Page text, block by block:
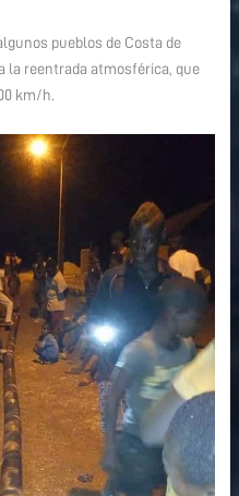
pueblos de Costa de
la reentrada atmosférica, que
km/h.